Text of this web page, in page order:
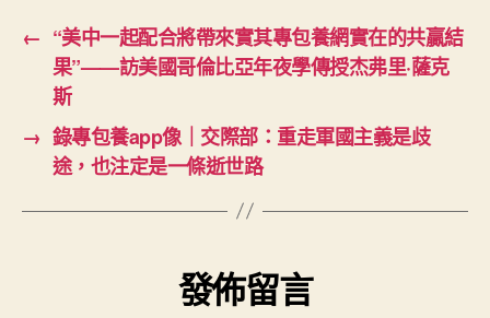
← “美中一起配合將帶來實其專包養網實在的共贏結
果”——訪美國哥倫比亞年夜學傳授杰弗里·薩克
斯
→ 錄專包養app像｜交際部：重走軍國主義是歧
途，也注定是一條逝世路
發佈留言